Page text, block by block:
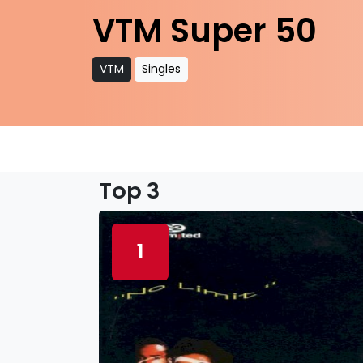
VTM Super 50
VTM Singles
Top 3
1